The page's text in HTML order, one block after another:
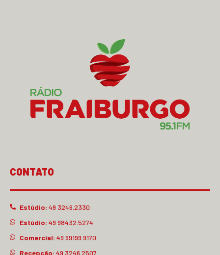
CONTATO
Estúdio: 49 3246.2330
Estúdio: 49 98432.5274
Comercial: 49 99199.9170
Recepção: 49 3246.2507